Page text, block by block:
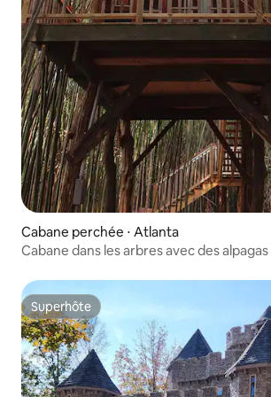
Cabane perchée ⋅ Atlanta
Cabane dans les arbres avec des
Superhôte
Superhôte